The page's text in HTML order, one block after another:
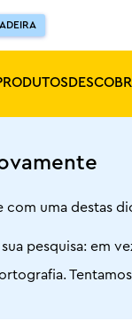
com uma destas
pesquisa: em